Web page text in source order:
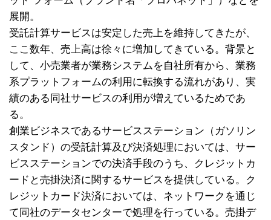
展開。
受託計算サービスは安定した売上を維持してきたが、
ここ数年、売上高は徐々に増加してきている。背景と
して、小売業者が業務システムを自社所有から、業務
系プラットフォームの利用に転換する流れがあり、実
績のある同社サービスの利用が増えているためであ
る。
創業ビジネスであるサービスステーション（ガソリン
スタンド）の受託計算及び決済処理においては、サー
ビスステーションでの決済手段のうち、クレジットカ
ードと売掛決済に関するサービスを提供している。ク
レジットカード決済においては、ネットワークを通じ
て同社のデータセンターで処理を行っている。売掛デ